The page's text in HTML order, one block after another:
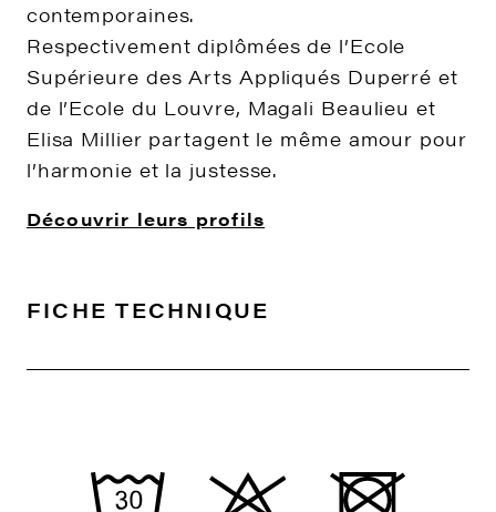
contemporaines.
Respectivement diplômées de l’Ecole
Supérieure des Arts Appliqués Duperré et
de l’Ecole du Louvre, Magali Beaulieu et
Elisa Millier partagent le même amour pour
l’harmonie et la justesse.
Découvrir leurs profils
FICHE TECHNIQUE